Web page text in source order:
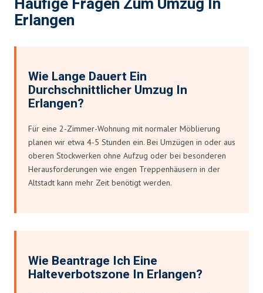
Erlangen
Wie Lange Dauert Ein
Durchschnittlicher Umzug In
Erlangen?
Für eine 2-Zimmer-Wohnung mit normaler Möblierung
planen wir etwa 4-5 Stunden ein. Bei Umzügen in oder aus
oberen Stockwerken ohne Aufzug oder bei besonderen
Herausforderungen wie engen Treppenhäusern in der
Altstadt kann mehr Zeit benötigt werden.
Wie Beantrage Ich Eine
Halteverbotszone In Erlangen?